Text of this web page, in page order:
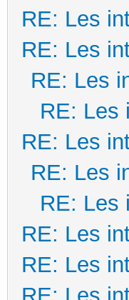
RE: Les
RE: Les
RE: Les
RE: Les
RE: Les
RE: Les
RE: Les
RE: Les
RE: Les